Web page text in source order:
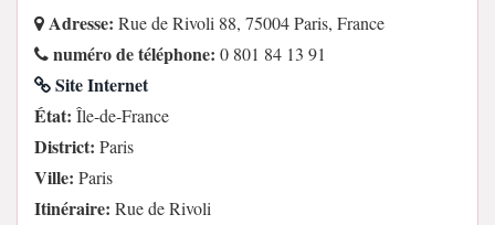
Adresse: Rue de Rivoli 88, 75004 Paris, France
numéro de téléphone: 0 801 84 13 91
Site Internet
État: Île-de-France
District: Paris
Ville: Paris
Itinéraire: Rue de Rivoli